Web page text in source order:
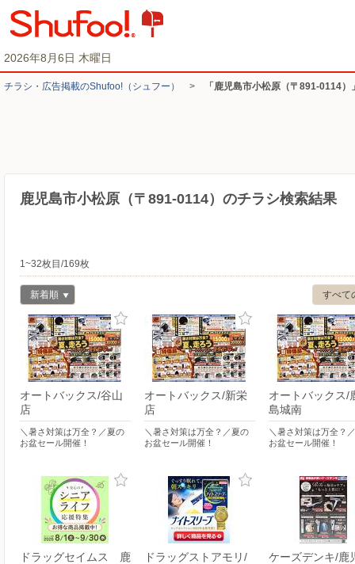
2026年8月6日 木曜日
チラシ・​広告掲載の​Shufoo!​（シュフー） > 「鹿児島市小松原（〒891-0114
鹿児島市小松原（〒891-0114）のチラシ検索結果
1~32枚目/169枚
すべて
新着順
オートバックス/谷山
店
＼暑さ対策は万全？／夏の
お盆セール開催！
オートバックス/新栄
店
＼暑さ対策は万全？／夏の
お盆セール開催！
オートバックス/
島城南
＼暑さ対策は万全？
お盆セール開催！
ドラッグセイムス 鹿
ドラッグストアモリ/
ケーズデンキ/鹿